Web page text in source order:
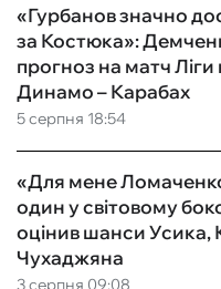
5 серпня 18:54
«Гурбанов значно
за Костюка»:
прогноз на матч
Динамо – Карабах
3 серпня 09:08
«Для мене
один у світовому
оцінив шанси Усика,
Чухаджяна